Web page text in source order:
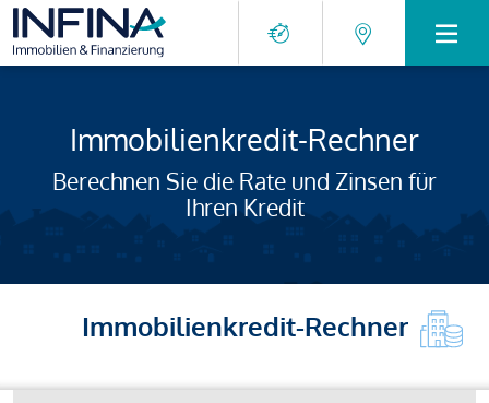
Immobilienkredit-Rechner
Berechnen Sie die Rate und Zinsen für
Ihren Kredit
Immobilienkredit-Rechner